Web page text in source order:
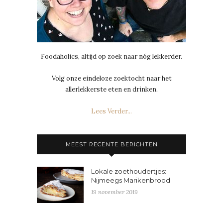
Foodaholics, altijd op zoek naar nóg lekkerder.
Volg onze eindeloze zoektocht naar het
allerlekkerste eten en drinken.
Lees Verder...
MEEST RECENTE BERICHTEN
Lokale zoethoudertjes:
Nijmeegs Marikenbrood
19 november 2019